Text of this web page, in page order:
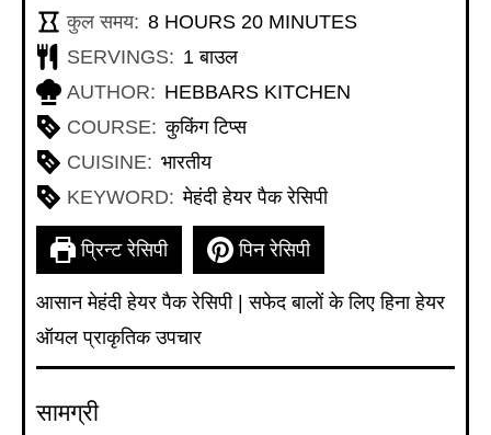
कुल समय: 8HOURS
HOURS 20MINUTES
MINUTES
SERVINGS: 1 बाउल
AUTHOR: HEBBARS KITCHEN
COURSE: कुकिंग टिप्स
CUISINE: भारतीय
KEYWORD: मेहंदी हेयर पैक रेसिपी
प्रिन्ट रेसिपी पिन रेसिपी
आसान मेहंदी हेयर पैक रेसिपी | सफेद बालों के लिए हिना हेयर
ऑयल प्राकृतिक उपचार
सामग्री